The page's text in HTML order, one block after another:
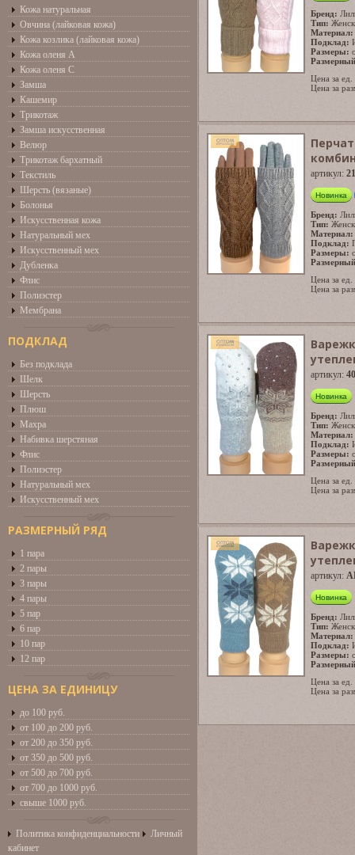
Кожа натуральная
Овчина (лайковая кожа)
Кожа козлика (лайковая кожа)
Кожа оленя А
Кожа оленя С
Замша
Кашемир
Трикотаж
Замша искусственная
Велюр
Трикотаж бархатный
Текстиль
Шерсть (вязаные)
Болонья
Искусственная кожа
Натуральный мех
Искусственный мех
Дубленка
Флис
Полиэстер
Мембрана
ПОДКЛАД
Без подклада
Шелк
Шерсть
Плюш
Махра
Набивка шерстяная
Флис
Полиэстер
Натуральный мех
Искусственный мех
РАЗМЕРНЫЙ РЯД
1 пара
2 пары
3 пары
4 пары
5 пар
6 пар
10 пар
12 пар
ЦЕНА ЗА ЕДИНИЦУ
до 100 руб.
от 100 до 200 руб.
от 200 до 350 руб.
от 350 до 500 руб.
от 500 до 700 руб.
от 700 до 1000 руб.
свыше 1000 руб.
Политика конфиденциальности
Личный
кабинет
Бренд:
Тип:
Материал:
Подклад:
Размеры:
Цена за
Цена за
артикул:
Новинка
Бренд:
Тип:
Материал:
Подклад:
Размеры:
Цена за
Цена за
артикул:
Новинка
Бренд:
Тип:
Материал:
Подклад:
Размеры:
Цена за
Цена за
артикул:
Новинка
Бренд:
Тип:
Материал:
Подклад:
Размеры:
Цена за
Цена за